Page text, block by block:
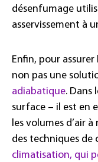
désenfumage
asservissement à
Enfin, pour
non pas une
adiabatique. Dans
surface – il est en
les volumes d’air
des techniques de
climatisation, qui